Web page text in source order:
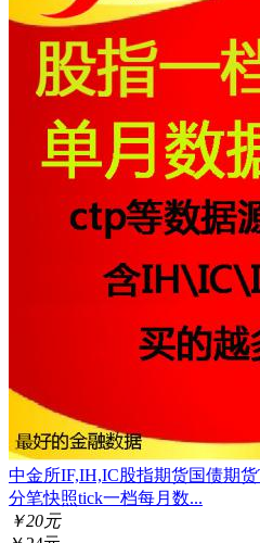
中金所IF,IH,IC股指期货国债期
分笔快照tick一档每月数...
￥20元